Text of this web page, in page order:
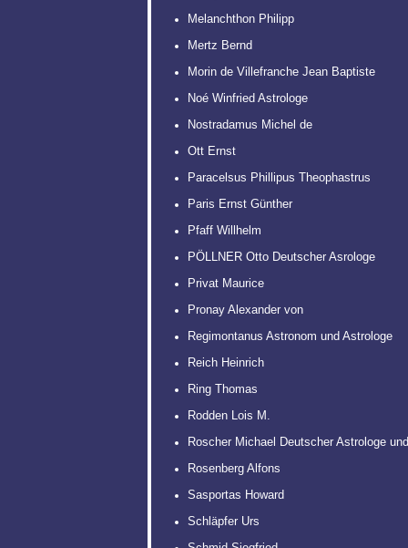
Melanchthon Philipp
Mertz Bernd
Morin de Villefranche Jean Baptiste
Noé Winfried Astrologe
Nostradamus Michel de
Ott Ernst
Paracelsus Phillipus Theophastrus
Paris Ernst Günther
Pfaff Willhelm
PÖLLNER Otto Deutscher Asrologe
Privat Maurice
Pronay Alexander von
Regimontanus Astronom und Astrologe
Reich Heinrich
Ring Thomas
Rodden Lois M.
Roscher Michael Deutscher Astrologe
Rosenberg Alfons
Sasportas Howard
Schläpfer Urs